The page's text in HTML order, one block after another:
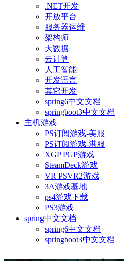
.NET开发
开放平台
服务器运维
架构师
大数据
云计算
人工智能
开发语言
其它开发
spring6中文文档
springboot3中文文档
主机游戏
PS订阅游戏-美服
PS订阅游戏-港服
XGP PGP游戏
SteamDeck游戏
VR PSVR2游戏
3A游戏基地
ps4游戏下载
PS3游戏
spring中文文档
spring6中文文档
springboot3中文文档